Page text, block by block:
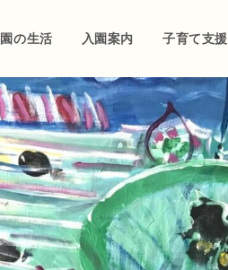
園の生活 入園案内 子育て支援